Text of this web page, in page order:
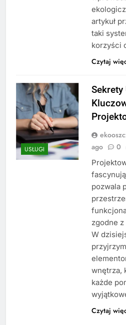
artykuł
taki
korzyści
Czytaj
USŁUGI
ago
0
pozwala
zgodne
W
wnętrza,
każde
Czytaj